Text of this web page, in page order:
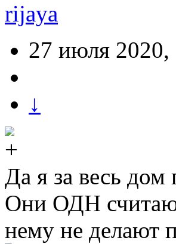
rijaya
27 июля 2020,
↓
Да я за весь дом
Они ОДН
нему не делают